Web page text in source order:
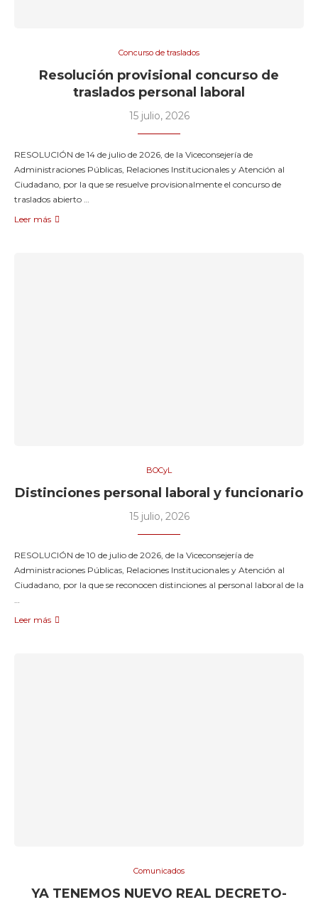
Concurso de traslados
Resolución provisional concurso de
traslados personal laboral
15 julio, 2026
RESOLUCIÓN de 14 de julio de 2026, de la Viceconsejería de
Administraciones Públicas, Relaciones Institucionales y Atención al
Ciudadano, por la que se resuelve provisionalmente el concurso de
traslados abierto …
Leer más
BOCyL
Distinciones personal laboral y funcionario
15 julio, 2026
RESOLUCIÓN de 10 de julio de 2026, de la Viceconsejería de
Administraciones Públicas, Relaciones Institucionales y Atención al
Ciudadano, por la que se reconocen distinciones al personal laboral de la
…
Leer más
Comunicados
YA TENEMOS NUEVO REAL DECRETO-